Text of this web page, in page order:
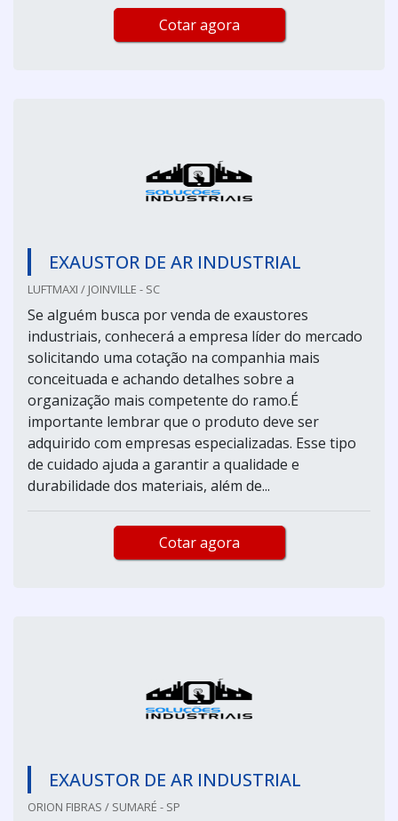
Cotar agora
EXAUSTOR DE AR INDUSTRIAL
LUFTMAXI / JOINVILLE - SC
Se alguém busca por venda de exaustores
industriais, conhecerá a empresa líder do mercado
solicitando uma cotação na companhia mais
conceituada e achando detalhes sobre a
organização mais competente do ramo.É
importante lembrar que o produto deve ser
adquirido com empresas especializadas. Esse tipo
de cuidado ajuda a garantir a qualidade e
durabilidade dos materiais, além de...
Cotar agora
EXAUSTOR DE AR INDUSTRIAL
ORION FIBRAS / SUMARÉ - SP